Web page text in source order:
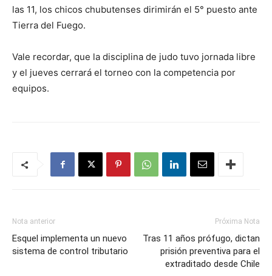
las 11, los chicos chubutenses dirimirán el 5° puesto ante
Tierra del Fuego.
Vale recordar, que la disciplina de judo tuvo jornada libre
y el jueves cerrará el torneo con la competencia por
equipos.
Nota anterior
Esquel implementa un nuevo
sistema de control tributario
Próxima Nota
Tras 11 años prófugo, dictan
prisión preventiva para el
extraditado desde Chile